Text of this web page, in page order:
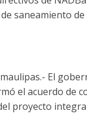
saneamiento de
El
el acuerdo de
proyecto